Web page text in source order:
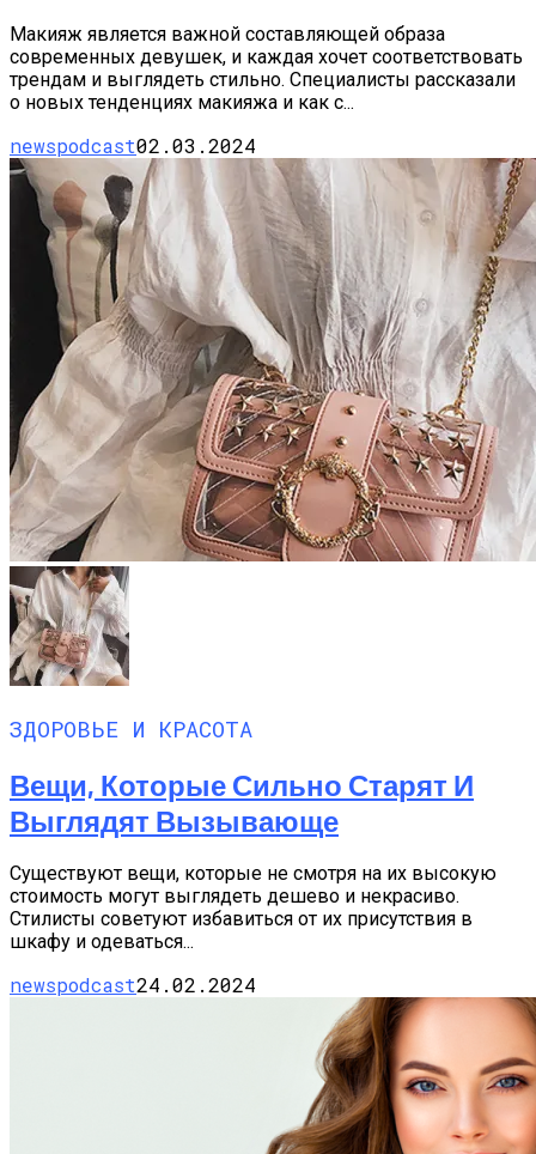
Макияж является важной составляющей образа
современных девушек, и каждая хочет соответствовать
трендам и выглядеть стильно. Специалисты рассказали
о новых тенденциях макияжа и как с...
newspodcast02.03.2024
ЗДОРОВЬЕ И КРАСОТА
Вещи, Которые Сильно Старят И
Выглядят Вызывающе
Существуют вещи, которые не смотря на их высокую
стоимость могут выглядеть дешево и некрасиво.
Стилисты советуют избавиться от их присутствия в
шкафу и одеваться...
newspodcast24.02.2024